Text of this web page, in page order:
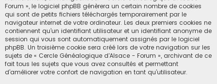
Forum », le logiciel phpBB génèrera un certain nombre de cookies
qui sont de petits fichiers téléchargés temporairement par le
navigateur internet de votre ordinateur. Les deux premiers cookies ne
contiennent qu’un identifiant utilisateur et un identifiant anonyme de
session qui vous sont automatiquement assignés par le logiciel
phpBB. Un troisième cookie sera créé lors de votre navigation sur les
sujets de « Cercle Généalogique d'Alsace - Forum », archivant de ce
fait tous les sujets que vous avez consultés et permettant
d’améliorer votre confort de navigation en tant qu’utilisateur.